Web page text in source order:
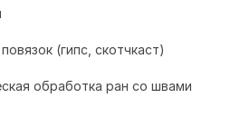
(гипс, скотчкаст)
обработка ран со швами